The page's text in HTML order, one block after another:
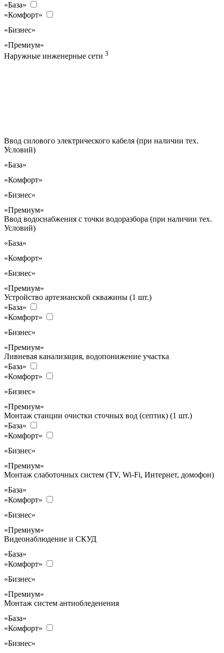
«База»
«Комфорт»
«Бизнес»
«Премиум»
Наружные инженерные сети 3
Ввод силового электрического кабеля (при наличии тех.
Условий)
«База»
«Комфорт»
«Бизнес»
«Премиум»
Ввод водоснабжения с точки водоразбора (при наличии тех.
Условий)
«База»
«Комфорт»
«Бизнес»
«Премиум»
Устройство артезианской скважины (1 шт.)
«База»
«Комфорт»
«Бизнес»
«Премиум»
Ливневая канализация, водопонижение участка
«База»
«Комфорт»
«Бизнес»
«Премиум»
Монтаж станции очистки сточных вод (септик) (1 шт.)
«База»
«Комфорт»
«Бизнес»
«Премиум»
Монтаж слаботочных систем (TV, Wi-Fi, Интернет, домофон)
«База»
«Комфорт»
«Бизнес»
«Премиум»
Видеонаблюдение и СКУД
«База»
«Комфорт»
«Бизнес»
«Премиум»
Монтаж систем антиобледенения
«База»
«Комфорт»
«Бизнес»